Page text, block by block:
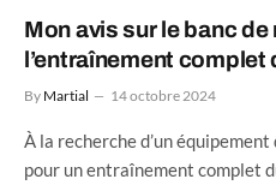
Mon avis sur le banc
l’entraînement complet
By Martial 14 octobre 2024
À la recherche d’un
pour un entraînement complet